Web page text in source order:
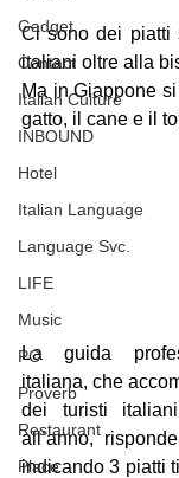
Gadget
Contact
Italian Culture
INBOUND
Hotel
Italian Language
Language Svc.
LIFE
Music
PC
Proverb
Restaurant
Place
Ci sono dei piatti
italiani oltre alla
Ma in Giappone
gatto, il cane e il
La guida
italiana, che
dei turisti
all’anno,
indicando 3 piatti